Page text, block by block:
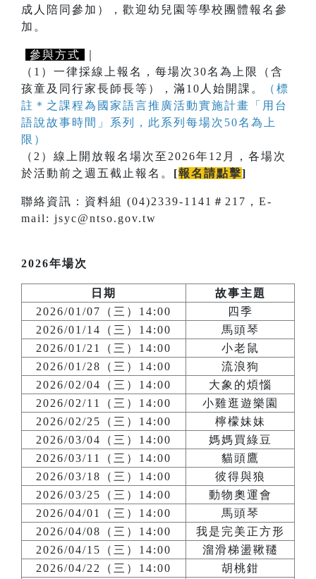
成人陪同參加），歡迎幼兒園等學校團體報名參
加。
參與方式
（1）一律採線上報名，每場次30名為上限（含
孩童及同行家長師長等），滿10人始開課。
（標
註＊之課程為國家語言推廣活動實施計畫「用台
語說故事時間」系列，此系列每場次50名為上
限）
（2）線上開放報名場次至2026年12月，各場次
於活動前之週五截止報名。 [報名請點擊]
聯絡資訊：資料組 (04)2339-1141＃217，E-
mail: jsyc@ntso.gov.tw
2026年場次
日期
故事主題
2026/01/07（三）14:00
四季
2026/01/14（三）14:00
馬頭琴
2026/01/21（三）14:00
小老鼠
2026/01/28（三）14:00
流浪狗
2026/02/04（三）14:00
大象的煩惱
2026/02/11（三）14:00
小雞逛遊樂園
2026/02/25（三）14:00
檸檬妹妹
2026/03/04（三）14:00
媽媽買綠豆
2026/03/11（三）14:00
貓頭鷹
2026/03/18（三）14:00
彼得與狼
2026/03/25（三）14:00
動物奧運會
2026/04/01（三）14:00
馬頭琴
2026/04/08（三）14:00
我是完美正方形
2026/04/15（三）14:00
溜滑梯盪鞦韆
2026/04/22（三）14:00
胡桃鉗